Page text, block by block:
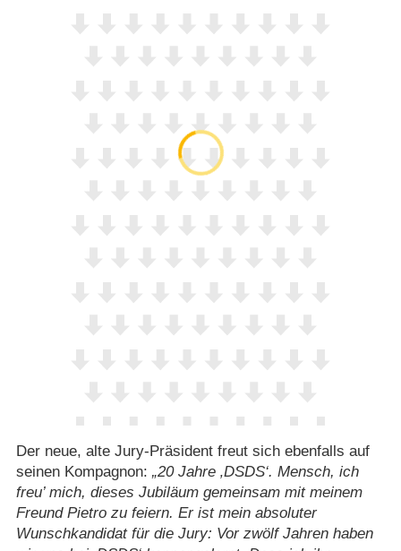
Der neue, alte Jury-Präsident freut sich ebenfalls auf
seinen Kompagnon:
20 Jahre ‚DSDS‘. Mensch, ich
freu’ mich, dieses Jubiläum gemeinsam mit meinem
Freund Pietro zu feiern. Er ist mein absoluter
Wunschkandidat für die Jury: Vor zwölf Jahren haben